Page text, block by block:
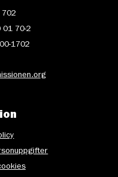
702
01 70-2
1702